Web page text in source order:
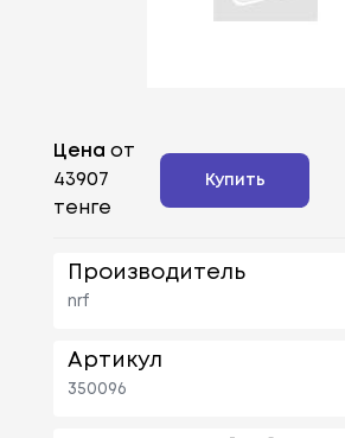
Цена от
43907
тенге
Купить
Производитель
nrf
Артикул
350096